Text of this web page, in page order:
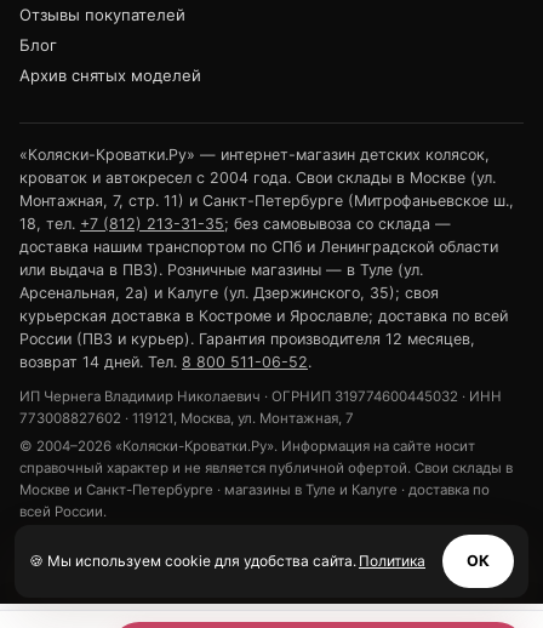
🍪 Мы используем cookie для удобства сайта. Политика ОК
Отзывы покупателей
Блог
Архив снятых моделей
«Коляски-Кроватки.Ру» — интернет-магазин детских колясок,
кроваток и автокресел с 2004 года. Свои склады в Москве (ул.
Монтажная, 7, стр. 11) и Санкт-Петербурге (Митрофаньевское ш.,
18, тел. +7 (812) 213-31-35; без самовывоза со склада —
доставка нашим транспортом по СПб и Ленинградской области
или выдача в ПВЗ). Розничные магазины — в Туле (ул.
Арсенальная, 2а) и Калуге (ул. Дзержинского, 35); своя
курьерская доставка в Костроме и Ярославле; доставка по всей
России (ПВЗ и курьер). Гарантия производителя 12 месяцев,
возврат 14 дней. Тел. 8 800 511-06-52.
ИП Чернега Владимир Николаевич · ОГРНИП 319774600445032 · ИНН
773008827602 · 119121, Москва, ул. Монтажная, 7
© 2004–2026 «Коляски-Кроватки.Ру». Информация на сайте носит
справочный характер и не является публичной офертой. Свои склады в
Москве и Санкт-Петербурге · магазины в Туле и Калуге · доставка по
всей России.
Обработка персональных данных
Использование cookie